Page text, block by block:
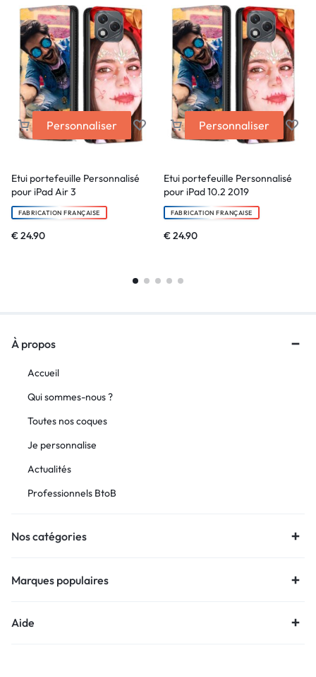
Personnaliser
Etui portefeuille Personnalisé
pour iPad Air 3
FABRICATION FRANÇAISE
€24.90
Personnaliser
Etui portefeuille Personnalisé
pour iPad 10.2 2019
FABRICATION FRANÇAISE
€24.90
À propos
Accueil
Qui sommes-nous ?
Toutes nos coques
Je personnalise
Actualités
Professionnels BtoB
Nos catégories
Marques populaires
Aide